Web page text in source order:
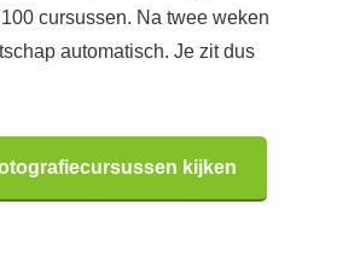
cursussen. Na twee weken
automatisch. Je zit dus
kijken